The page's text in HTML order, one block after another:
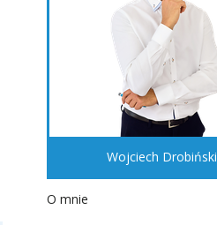
Wojciech Drobiński
O mnie